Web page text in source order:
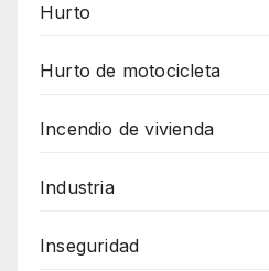
Hurto
Hurto de motocicleta
Incendio de vivienda
Industria
Inseguridad